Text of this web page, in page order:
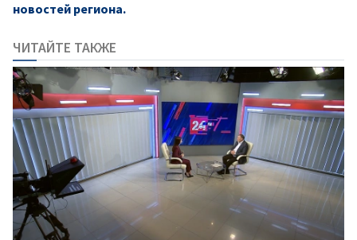
новостей региона.
ЧИТАЙТЕ ТАКЖЕ